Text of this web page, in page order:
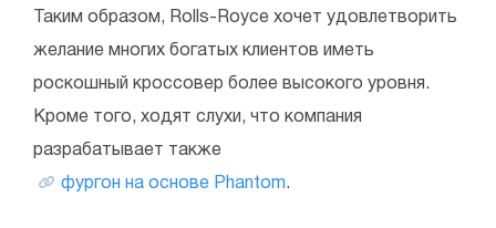
Таким образом, Rolls-Royce хочет удовлетворить
желание многих богатых клиентов иметь
роскошный кроссовер более высокого уровня.
Кроме того, ходят слухи, что компания
разрабатывает также
фургон на основе Phantom.